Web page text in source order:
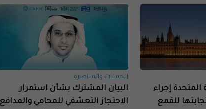
إجراء
للقمع
الحملات والمناصرة
البيان المشترك بشأن استمرار
الاحتجاز التعسّفي للمحامي والمدافع